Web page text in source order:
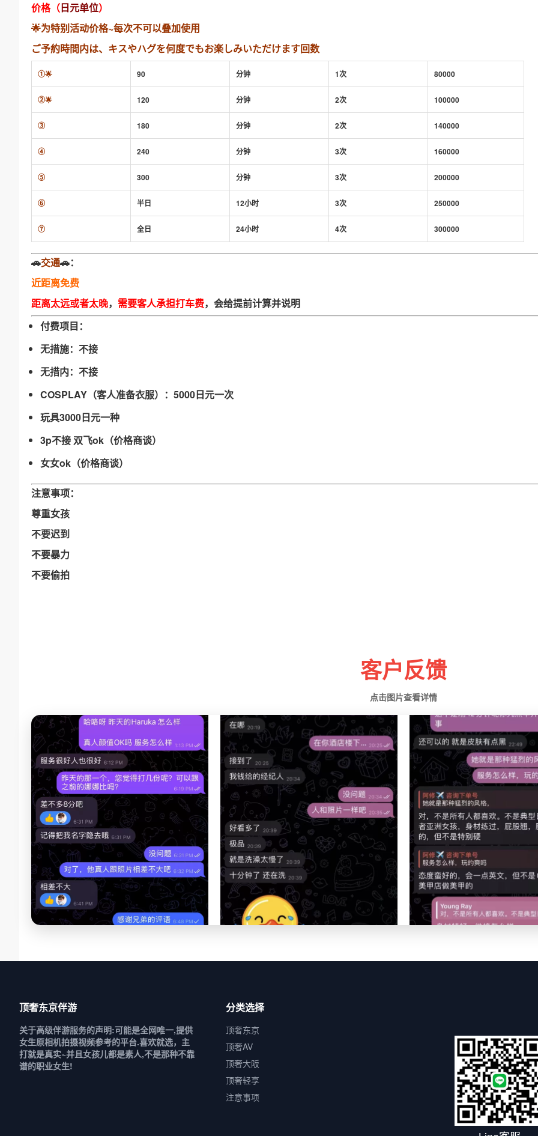
价格（日元单位）
🌟为特别活动价格~每次不可以叠加使用
ご予約時間内は、キスやハグを何度でもお楽しみいただけます回数
①🌟 90 分钟 1次 80000
②🌟 120 分钟 2次 100000
③ 180 分钟 2次 140000
④ 240 分钟 3次 160000
⑤ 300 分钟 3次 200000
⑥ 半日 12小时 3次 250000
⑦ 全日 24小时 4次 300000
🚗交通🚗：
近距离免费
距离太远或者太晚， 需要客人承担打车费，会给提前计算并说明
付费项目：
无措施：不接
无措内：不接
COSPLAY（客人准备衣服）：5000日元一次
玩具3000日元一种
3p不接 双飞ok（价格商谈）
女女ok（价格商谈）
注意事项：
尊重女孩
不要迟到
不要暴力
不要偷拍
客户反馈
点击图片查看详情
顶奢东京伴游
关于高级伴游服务的声明:可能是全网唯一,提供
女生原相机拍摄视频参考的平台.喜欢就选，主
打就是真实~并且女孩儿都是素人,不是那种不靠
谱的职业女生!
分类选择
顶奢东京
顶奢AV
顶奢大阪
顶奢轻享
注意事项